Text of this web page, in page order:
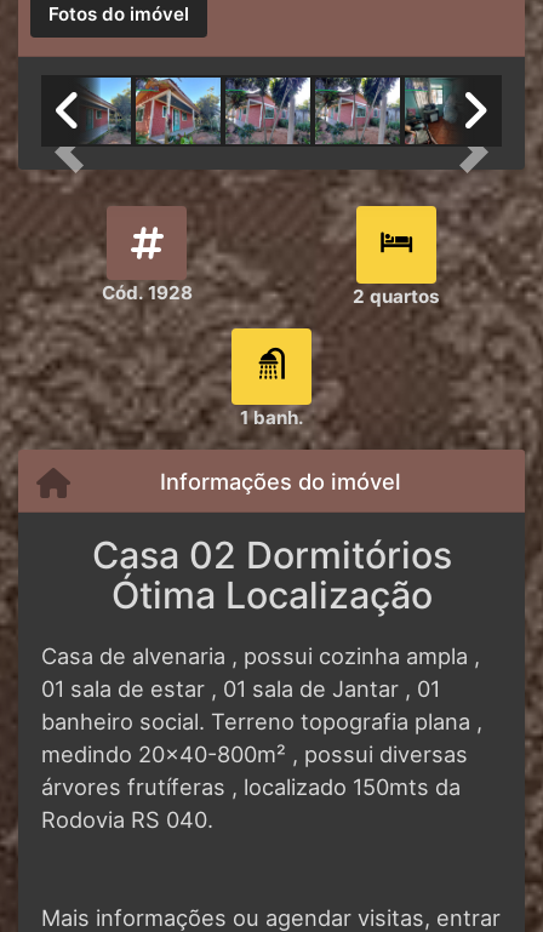
Fotos do imóvel
Previous Next
Cód. 1928 2 quartos
1 banh.
Informações do imóvel
Casa 02 Dormitórios
Ótima Localização
Casa de alvenaria , possui cozinha ampla ,
01 sala de estar , 01 sala de Jantar , 01
banheiro social. Terreno topografia plana ,
medindo 20x40-800m² , possui diversas
árvores frutíferas , localizado 150mts da
Rodovia RS 040.
Mais informações ou agendar visitas, entrar